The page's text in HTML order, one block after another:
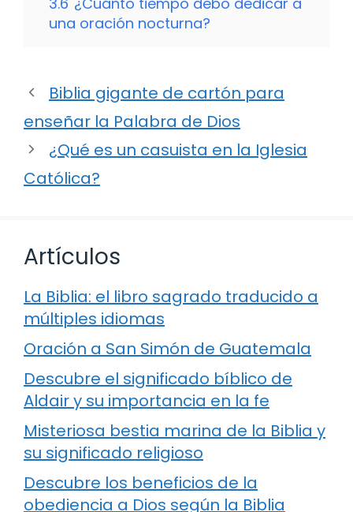
una oración nocturna?
Biblia gigante de cartón para
enseñar la Palabra de Dios
¿Qué es un casuista en la Iglesia
Católica?
Artículos
La Biblia: el libro sagrado traducido a
múltiples idiomas
Oración a San Simón de Guatemala
Descubre el significado bíblico de
Aldair y su importancia en la fe
Misteriosa bestia marina de la Biblia y
su significado religioso
Descubre los beneficios de la
obediencia a Dios según la Biblia